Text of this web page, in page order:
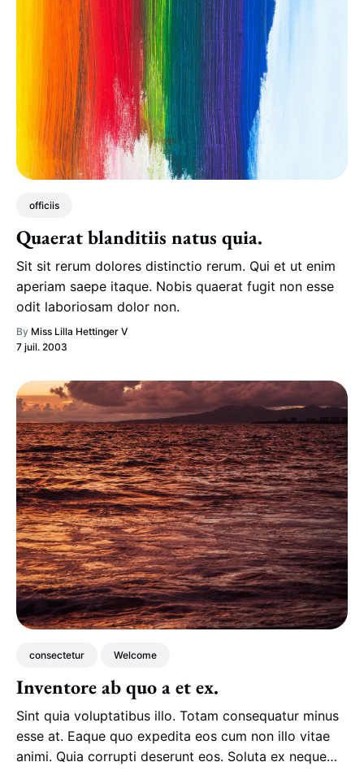
officiis
Quaerat blanditiis natus quia.
Sit sit rerum dolores distinctio rerum. Qui et ut enim
aperiam saepe itaque. Nobis quaerat fugit non esse
odit laboriosam dolor non.
By Miss Lilla Hettinger V
7 juil. 2003
consectetur Welcome
Inventore ab quo a et ex.
Sint quia voluptatibus illo. Totam consequatur minus
esse at. Eaque quo expedita eos cum non illo vitae
animi. Quia corrupti deserunt eos. Soluta ex neque